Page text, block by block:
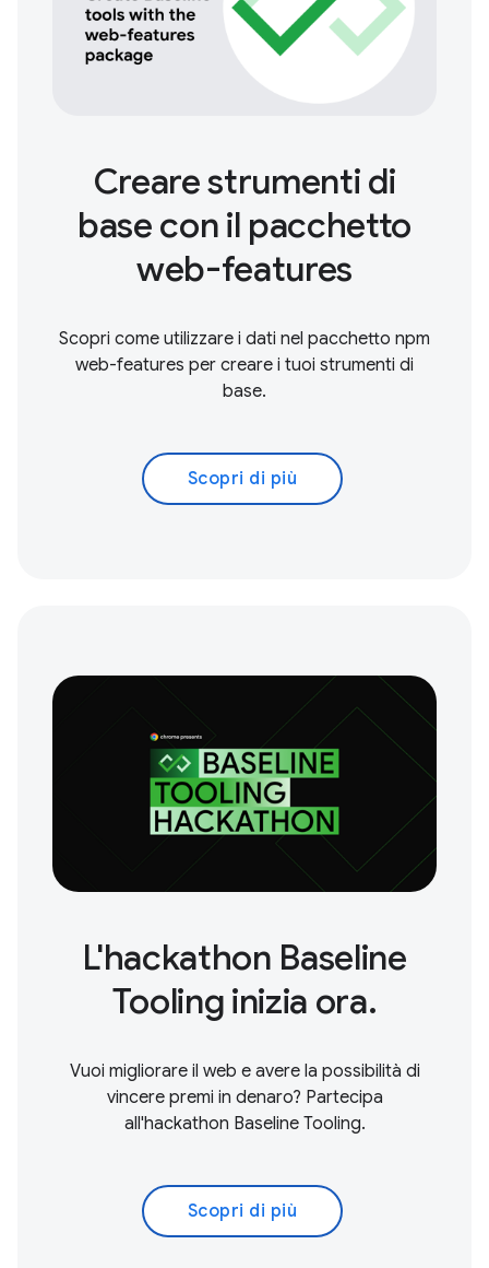
Creare strumenti di
base con il pacchetto
web-features
Scopri come utilizzare i dati nel pacchetto npm
web-features per creare i tuoi strumenti di
base.
Scopri di più
L'hackathon Baseline
Tooling inizia ora.
Vuoi migliorare il web e avere la possibilità di
vincere premi in denaro? Partecipa
all'hackathon Baseline Tooling.
Scopri di più